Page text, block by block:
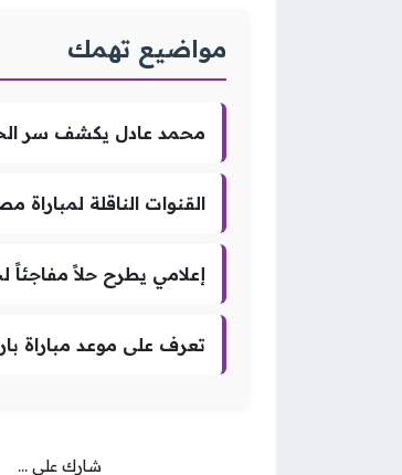
مواضيع تهمك
محمد عادل يكشف سر
القنوات الناقلة
إعلامي يطرح حلاً
تعرف على موعد مباراة
شارك على ...